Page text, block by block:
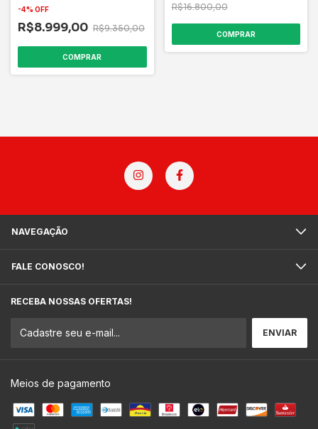
-4% OFF
R$8.999,00 R$9.350,00
COMPRAR
R$16.800,00
COMPRAR
NAVEGAÇÃO
FALE CONOSCO!
RECEBA NOSSAS OFERTAS!
Meios de pagamento